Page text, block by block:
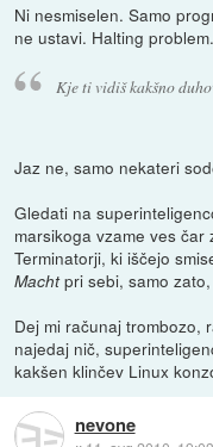
Ni nesmiselen. Samo
ne ustavi. Halting problem.
Kje ti vidiš kakšno
Jaz ne, samo nekateri
Gledati na
marsikoga vzame ves
Terminatorji, ki iščejo
Machtpri sebi, samo
Dej mi računaj trombozo,
najedaj nič,
kakšen klinčev Linux
nevone